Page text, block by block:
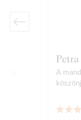
Petra
A